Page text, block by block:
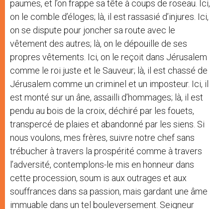
paumes, et l’on frappe sa tête à coups de roseau. Ici,
on le comble d’éloges; là, il est rassasié d’injures. Ici,
on se dispute pour joncher sa route avec le
vêtement des autres; là, on le dépouille de ses
propres vêtements. Ici, on le reçoit dans Jérusalem
comme le roi juste et le Sauveur; là, il est chassé de
Jérusalem comme un criminel et un imposteur. Ici, il
est monté sur un âne, assailli d’hommages; là, il est
pendu au bois de la croix, déchiré par les fouets,
transpercé de plaies et abandonné par les siens. Si
nous voulons, mes frères, suivre notre chef sans
trébucher à travers la prospérité comme à travers
l’adversité, contemplons-le mis en honneur dans
cette procession, soum is aux outrages et aux
souffrances dans sa passion, mais gardant une âme
immuable dans un tel bouleversement. Seigneur